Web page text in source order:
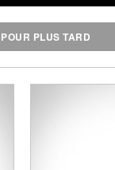
PLUS TARD